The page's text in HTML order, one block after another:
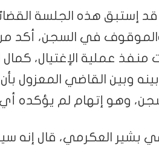
إستبق هذه الجلسة
في السجن، أكد
منفذ عملية الإغتيال،
وبين القاضي المعزول
وهو إتهام لم يؤكده
بشير العكرمي، قال